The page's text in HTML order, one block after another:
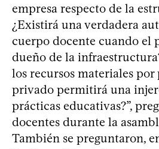
empresa respecto de la
¿Existirá una verdadera
cuerpo docente cuando el
dueño de la
los recursos materiales por
privado permitirá una
prácticas educativas?”,
docentes durante la
También se preguntaron,